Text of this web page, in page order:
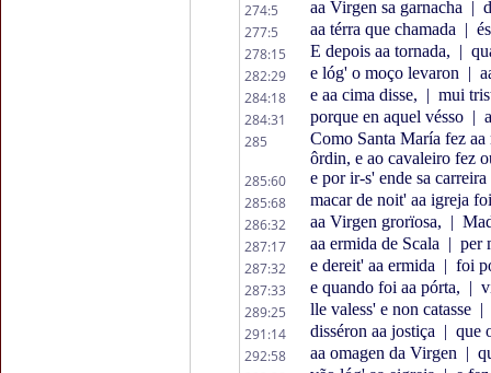
274:5
aa Virgen sa garnacha |
277:5
aa térra que chamada |
278:15
E depois aa tornada, |
282:29
e lóg' o moço levaron |
284:18
e aa cima disse, | mui
284:31
porque en aquel vésso |
285
Como Santa María fez
ôrdin, e ao cavaleiro fez
285:60
e por ir-s' ende sa
285:68
macar de noit' aa igreja
286:32
aa Virgen grorïosa, |
287:17
aa ermida de Scala | per
287:32
e dereit' aa ermida | foi
287:33
e quando foi aa pórta, |
289:25
lle valess' e non catasse |
291:14
disséron aa jostiça | que
292:58
aa omagen da Virgen |